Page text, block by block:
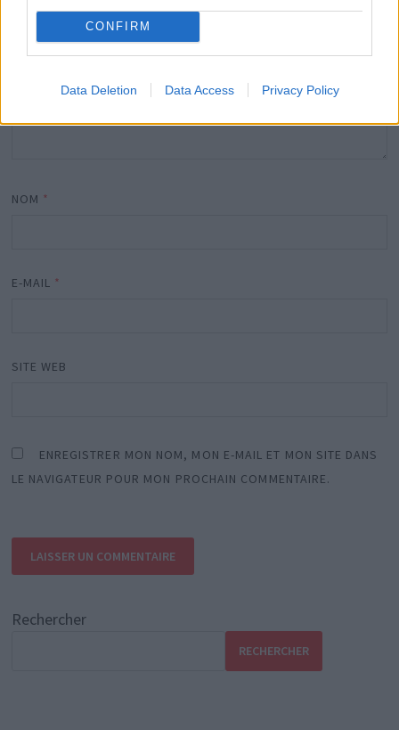
CONFIRM
Data Deletion Data Access Privacy Policy
NOM *
E-MAIL *
SITE WEB
ENREGISTRER MON NOM, MON E-MAIL ET MON SITE DANS
LE NAVIGATEUR POUR MON PROCHAIN COMMENTAIRE.
Rechercher
RECHERCHER